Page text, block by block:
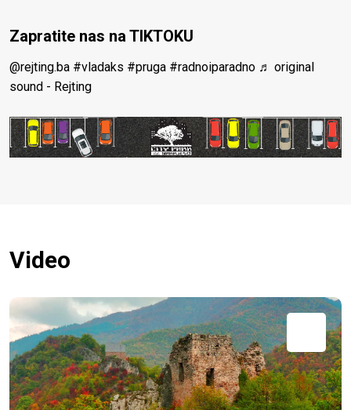
Zapratite nas na TIKTOKU
@rejting.ba #vladaks #pruga #radnoiparadno ♬ original
sound - Rejting
Video